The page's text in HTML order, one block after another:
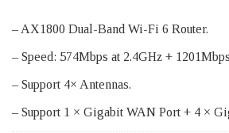
– AX1800 Dual-Band Wi-Fi 6 Router.
– Speed: 574Mbps at 2.4GHz +
– Support 4× Antennas.
– Support 1 × Gigabit WAN Port + 4 ×